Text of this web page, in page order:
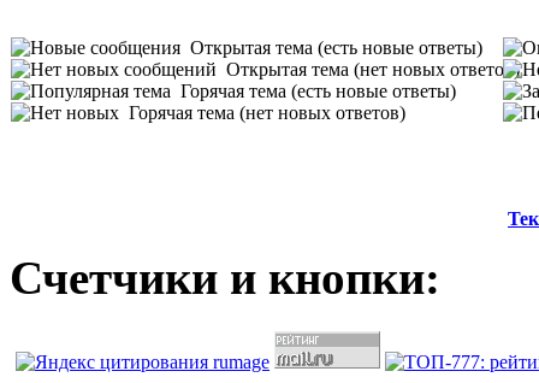
Открытая тема (есть новые ответы)
Открытая тема (нет новых ответов)
Горячая тема (есть новые ответы)
Горячая тема (нет новых ответов)
Счетчики и кнопки: